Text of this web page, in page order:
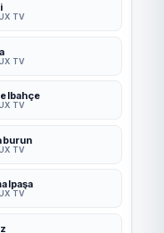
TV
TV
TV
TV
TV